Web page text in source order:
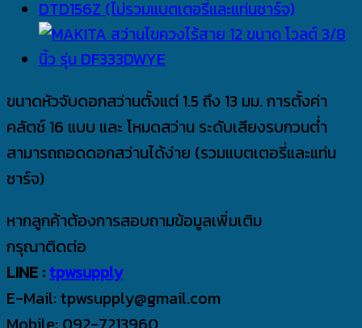
ขนาดหัวจับดอกสว่านตั้งแต่ 1.5 ถึง 13 มม. การตั้งค่า
คลัตช์ 16 แบบ และ โหมดสว่าน ระดับเสียงรบกวนต่ำ
สามารถถอดดอกสว่านได้ง่าย (รวมแบตเตอรี่และแท่น
ชาร์จ)
หากลูกค้าต้องการสอบถามข้อมูลเพิ่มเติม
กรุณาติดต่อ
LINE :tpwsupply
E-Mail: tpwsupply@gmail.com